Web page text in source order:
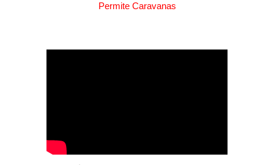
Permite Caravanas